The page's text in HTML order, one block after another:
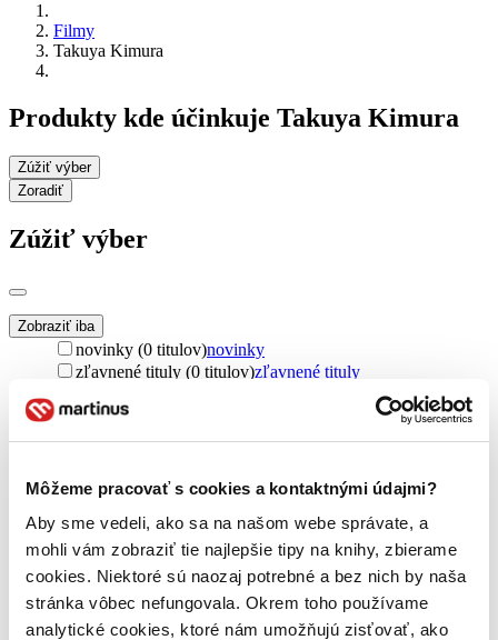
Môžeme pracovať s cookies a kontaktnými údajmi?
Aby sme vedeli, ako sa na našom webe správate, a
mohli vám zobraziť tie najlepšie tipy na knihy, zbierame
cookies. Niektoré sú naozaj potrebné a bez nich by naša
stránka vôbec nefungovala. Okrem toho používame
analytické cookies, ktoré nám umožňujú zisťovať, ako
Filmy
Takuya Kimura
Produkty kde účinkuje Takuya Kimura
Zúžiť výber
Zoradiť
Zúžiť výber
Zobraziť iba
novinky (0 titulov)novinky
zľavnené tituly (0 titulov)zľavnené tituly
Dostupnosť
pripravujeme (0 titulov)
pripravujeme
dostupná (bez vypredaných) (0 titulov)
dostupná (bez
vypredaných)
Nové / čítané
nová (0 titulov)nová
čítaná (0 titulov)čítaná
čítaná - výborný stav (0 titulov)čítaná - výborný stav